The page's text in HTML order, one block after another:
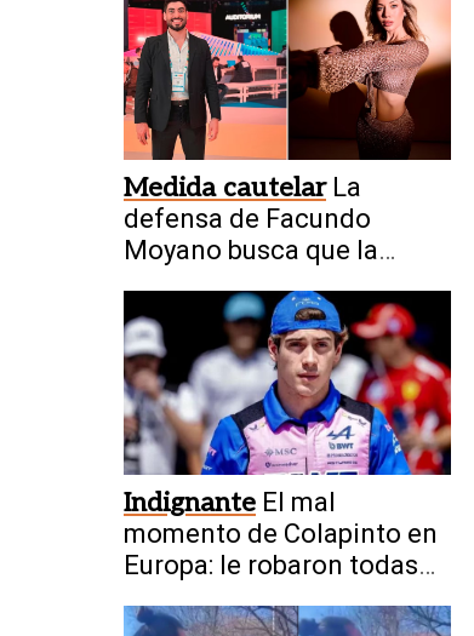
Medida cautelar La
defensa de Facundo
Moyano busca que la
restricción
Indignante El mal
momento de Colapinto en
Europa: le robaron todas